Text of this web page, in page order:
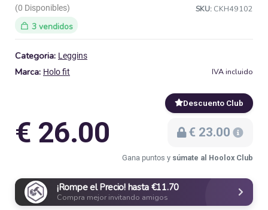
(0 Disponibles)
SKU: CKH49102
3 vendidos
Categoria: Leggins
Marca: Holo fit IVA incluido
€ 26.00
Descuento Club
€ 23.00
Gana puntos y súmate al Hoolox Club
¡Rompe el Precio! hasta €11.70
Compra mejor invitando amigos